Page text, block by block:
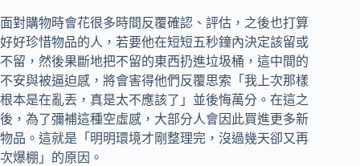
面對購物時會花很多時間反覆確認、評估，之後也打算
好好珍惜物品的人，若要他在短短五秒鐘內決定該留或
不留，然後果斷地把不留的東西扔進垃圾桶，這中間的
不安與被逼迫感，將會害得他們反覆思索「我上次那樣
根本是在亂丟，真是太不應該了」並後悔萬分。在這之
後，為了彌補這種空虛感，大部分人會因此買進更多新
物品。這就是「明明環境才剛整理完，沒過幾天卻又再
次爆棚」的原因。